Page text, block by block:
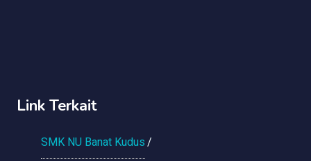
Link Terkait
SMK NU Banat Kudus